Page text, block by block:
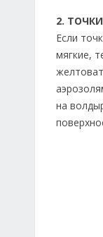
2.
Если
мягкие,
на